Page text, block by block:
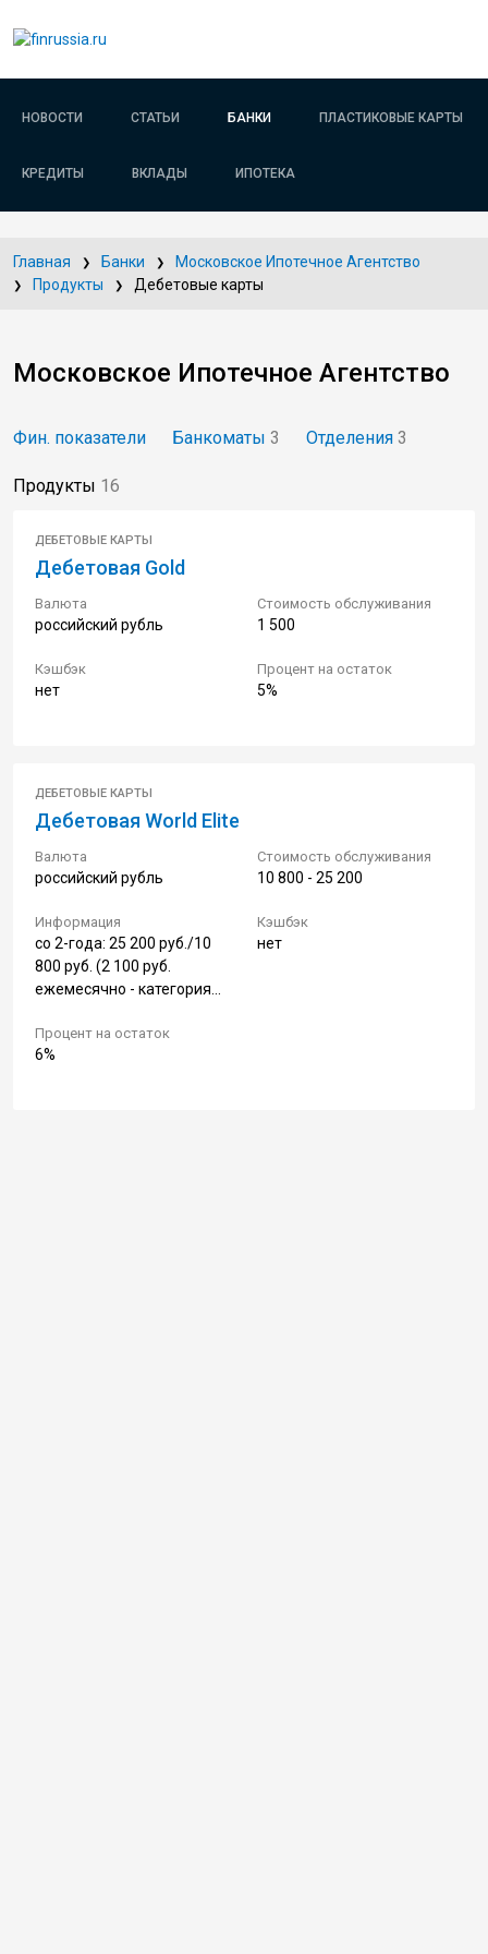
НОВОСТИ СТАТЬИ БАНКИ ПЛАСТИКОВЫЕ КАРТЫ
КРЕДИТЫ ВКЛАДЫ ИПОТЕКА
Главная Банки
Московское Ипотечное Агентство
Продукты
Дебетовые карты
Московское Ипотечное Агентство
Фин. показатели Банкоматы 3 Отделения 3
Продукты 16
ДЕБЕТОВЫЕ КАРТЫ
Дебетовая Gold
Валюта
российский рубль
Стоимость обслуживания
1 500
Кэшбэк
нет
Процент на остаток
5%
ДЕБЕТОВЫЕ КАРТЫ
Дебетовая World Elite
Валюта
российский рубль
Стоимость обслуживания
10 800 - 25 200
Информация
со 2-года: 25 200 руб./10
800 руб. (2 100 руб.
ежемесячно - категория...
Кэшбэк
нет
Процент на остаток
6%